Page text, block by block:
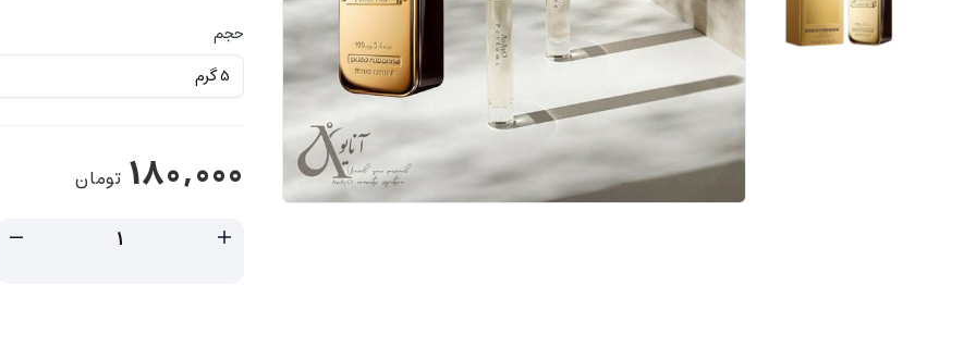
حجم
180,000 تومان